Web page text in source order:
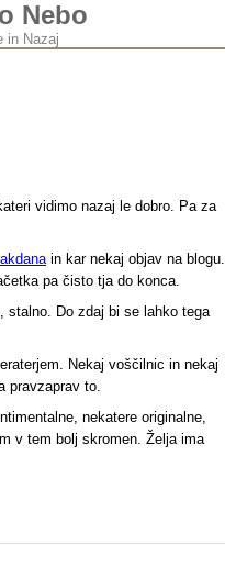
Nebo
in Nazaj
vidimo nazaj le dobro. Pa za
in kar nekaj objav na blogu.
pa čisto tja do konca.
stalno. Do zdaj bi se lahko tega
Nekaj voščilnic in nekaj
pravzaprav to.
nekatere originalne,
v tem bolj skromen. Želja ima